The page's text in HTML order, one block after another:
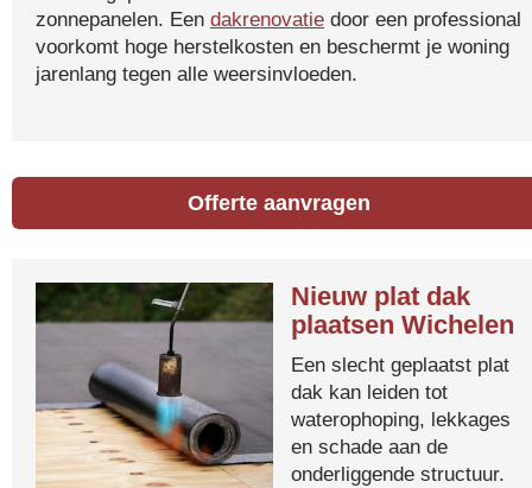
zonnepanelen. Een dakrenovatie door een professional
voorkomt hoge herstelkosten en beschermt je woning
jarenlang tegen alle weersinvloeden.
Offerte aanvragen
Nieuw plat dak
plaatsen Wichelen
Een slecht geplaatst plat
dak kan leiden tot
waterophoping, lekkages
en schade aan de
onderliggende structuur.